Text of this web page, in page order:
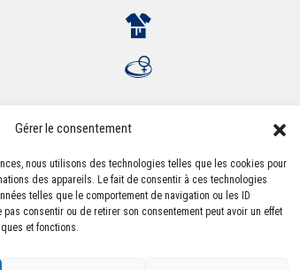
Gérer le consentement
nous utilisons des technologies telles que les cookies pour
des appareils. Le fait de consentir à ces technologies
telles que le comportement de navigation ou les ID
consentir ou de retirer son consentement peut avoir un effet
et fonctions.
Sportive Montferrandaise
Léon Jouhaux
Clermont-Ferrand Cedex 2